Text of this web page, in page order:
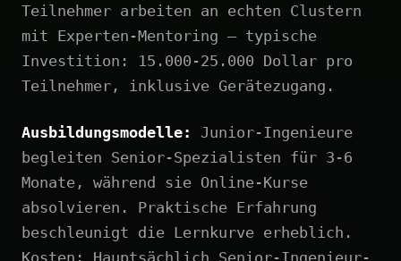
Teilnehmer arbeiten an echten Clustern
mit Experten-Mentoring – typische
Investition: 15.000-25.000 Dollar pro
Teilnehmer, inklusive Gerätezugang.
Ausbildungsmodelle:
Junior-Ingenieure
begleiten Senior-Spezialisten für 3-6
Monate, während sie Online-Kurse
absolvieren. Praktische Erfahrung
beschleunigt die Lernkurve erheblich.
Kosten: Hauptsächlich Senior-Ingenieur-